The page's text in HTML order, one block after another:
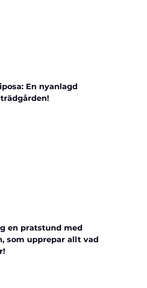
En nyanlagd
en pratstund med
som upprepar allt vad